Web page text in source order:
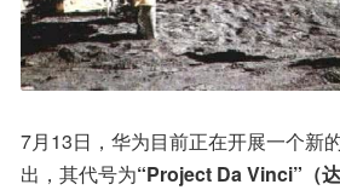
7月13日，华为目前正在开展一个新
出，其代号为“Project Da Vinci”（达